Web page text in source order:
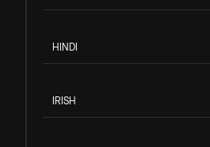
HINDI
IRISH